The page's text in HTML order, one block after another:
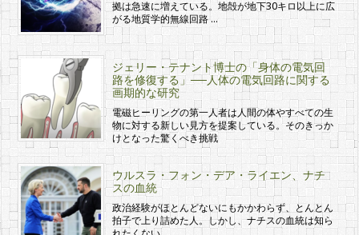
拠は急速に増えている。地殻が地下30キロ以上に広
がる地質学的無線回路 …
ジェリー・テナント博士の「身体の電気回
路を修復する」──人体の電気回路に関する
画期的な研究
電磁ヒーリングの第一人者は人間の体やすべての生
物に対する新しい見方を提案している。そのきっか
けとなった驚くべき挑戦
ウルスラ・フォン・デア・ライエン、ナチ
スの血統
政治経験がほとんどないにもかかわらず、とんとん
拍子で上り詰めた人。しかし、ナチスの血統は知ら